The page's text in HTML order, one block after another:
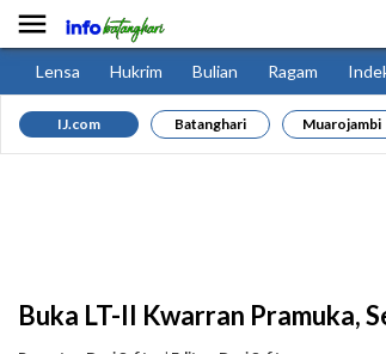

Lensa Hukrim Bulian Ragam
IJ.com Batanghari Muarojambi
Buka LT-II Kwarran Pramuka,